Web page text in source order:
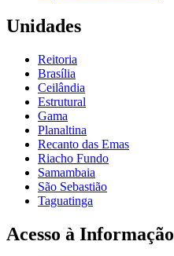
Unidades
Reitoria
Brasília
Ceilândia
Estrutural
Gama
Planaltina
Recanto das Emas
Riacho Fundo
Samambaia
São Sebastião
Taguatinga
Acesso à Informação